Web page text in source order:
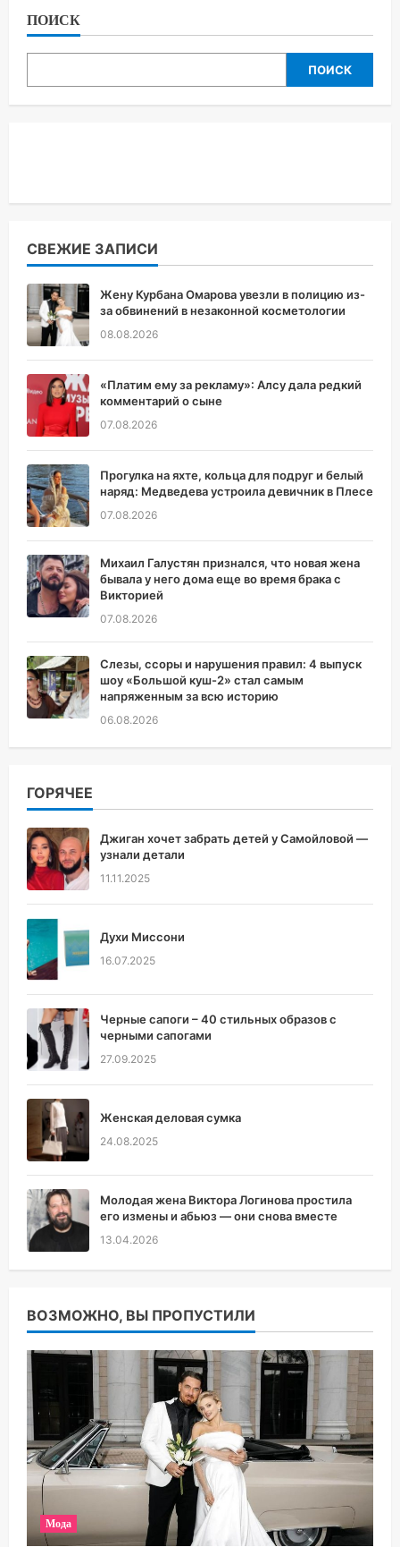
ПОИСК
ПОИСК
СВЕЖИЕ ЗАПИСИ
Жену Курбана Омарова увезли в полицию из-
за обвинений в незаконной косметологии
08.08.2026
«Платим ему за рекламу»: Алсу дала редкий
комментарий о сыне
07.08.2026
Прогулка на яхте, кольца для подруг и белый
наряд: Медведева устроила девичник в Плесе
07.08.2026
Михаил Галустян признался, что новая жена
бывала у него дома еще во время брака с
Викторией
07.08.2026
Слезы, ссоры и нарушения правил: 4 выпуск
шоу «Большой куш-2» стал самым
напряженным за всю историю
06.08.2026
ГОРЯЧЕЕ
Джиган хочет забрать детей у Самойловой —
узнали детали
11.11.2025
Духи Миссони
16.07.2025
Черные сапоги – 40 стильных образов с
черными сапогами
27.09.2025
Женская деловая сумка
24.08.2025
Молодая жена Виктора Логинова простила
его измены и абьюз — они снова вместе
13.04.2026
ВОЗМОЖНО, ВЫ ПРОПУСТИЛИ
Мода